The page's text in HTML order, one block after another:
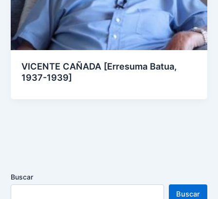
VICENTE CAÑADA [Erresuma Batua,
1937-1939]
Buscar
Buscar